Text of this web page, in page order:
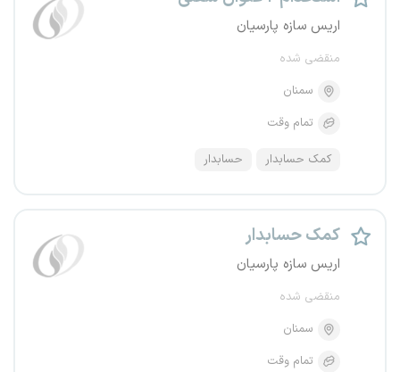
اریس سازه پارسیان
منقضی شده
سمنان
تمام وقت
کمک حسابدار حسابدار
کمک حسابدار
اریس سازه پارسیان
منقضی شده
سمنان
تمام وقت